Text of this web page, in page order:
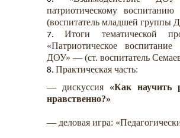
патриотическому
(воспитатель младшей группы
Итоги тематической
«Патриотическое
ДОУ» — (ст. воспитатель
Практическая часть:
— дискуссия«Как научить
нравственно?»
— деловая игра: